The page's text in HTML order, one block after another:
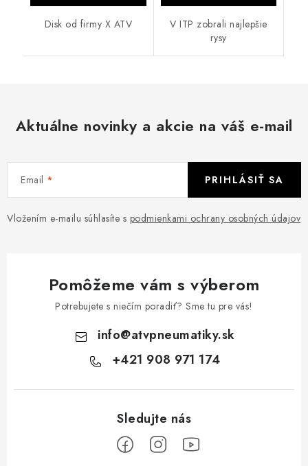
Disk od firmy X ATV
V ITP zobrali najlepšie
rysy
Aktuálne novinky a akcie na váš e-mail
Email
Vložením e-mailu súhlasíte s podmienkami ochrany osobných údajov
PRIHLÁSIŤ SA
Pomôžeme vám s výberom
Potrebujete s niečím poradiť? Sme tu pre vás!
info@atvpneumatiky.sk
+421 908 971 174